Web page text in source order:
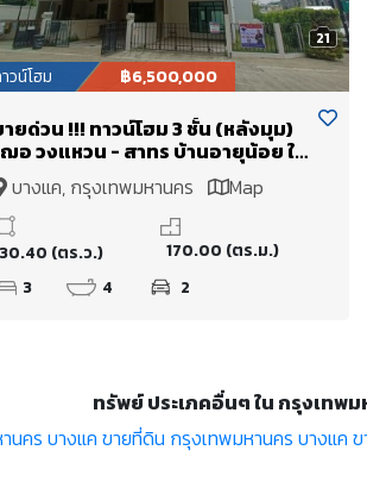
21
วน์โฮม ฿6,500,000
ยด่วน !!! ทาวน์โฮม 3 ชั้น (หลังมุม)
ฌอ วงแหวน - สาทร บ้านอายุน้อย ใน
ยกาญจนาภิเษก หลังสำนักงานเขต
างแค
บางแค, กรุงเทพมหานคร Map
30.40 (ตร.ว.)
170.00 (ตร.ม.)
3
4 2
ทรัพย์ ประเภคอื่นๆ ใน กรุงเทพ
นคร บางแค ขายที่ดิน กรุงเทพมหานคร บางแค